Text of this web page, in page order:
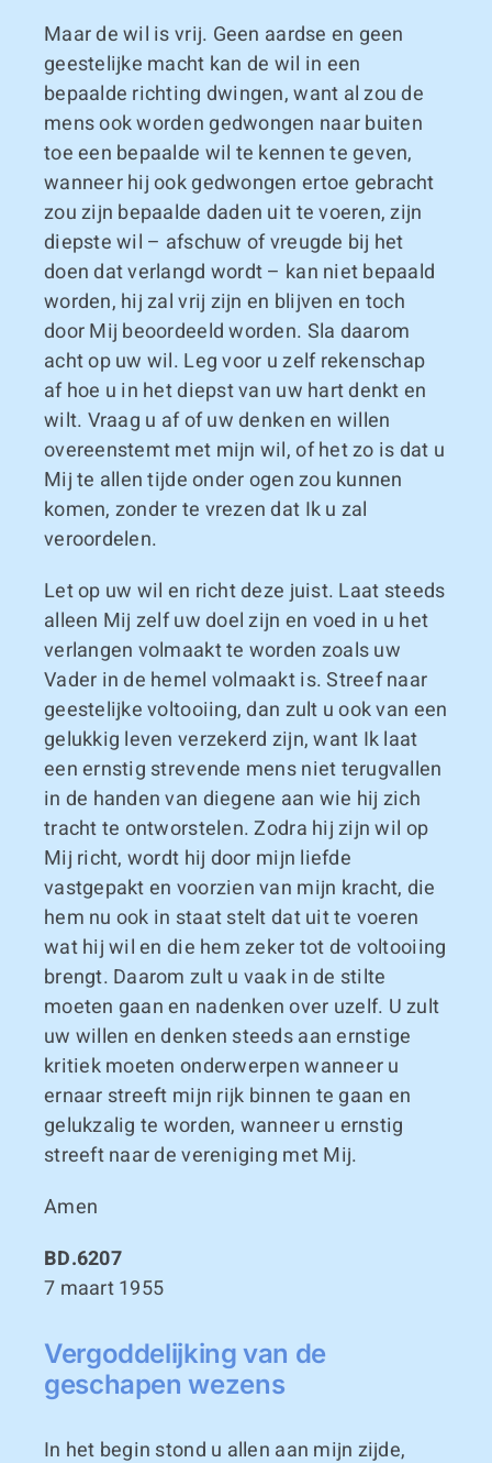
Maar de wil is vrij. Geen aardse en geen
geestelijke macht kan de wil in een
bepaalde richting dwingen, want al zou de
mens ook worden gedwongen naar buiten
toe een bepaalde wil te kennen te geven,
wanneer hij ook gedwongen ertoe gebracht
zou zijn bepaalde daden uit te voeren, zijn
diepste wil – afschuw of vreugde bij het
doen dat verlangd wordt – kan niet bepaald
worden, hij zal vrij zijn en blijven en toch
door Mij beoordeeld worden. Sla daarom
acht op uw wil. Leg voor u zelf rekenschap
af hoe u in het diepst van uw hart denkt en
wilt. Vraag u af of uw denken en willen
overeenstemt met mijn wil, of het zo is dat u
Mij te allen tijde onder ogen zou kunnen
komen, zonder te vrezen dat Ik u zal
veroordelen.
Let op uw wil en richt deze juist. Laat steeds
alleen Mij zelf uw doel zijn en voed in u het
verlangen volmaakt te worden zoals uw
Vader in de hemel volmaakt is. Streef naar
geestelijke voltooiing, dan zult u ook van een
gelukkig leven verzekerd zijn, want Ik laat
een ernstig strevende mens niet terugvallen
in de handen van diegene aan wie hij zich
tracht te ontworstelen. Zodra hij zijn wil op
Mij richt, wordt hij door mijn liefde
vastgepakt en voorzien van mijn kracht, die
hem nu ook in staat stelt dat uit te voeren
wat hij wil en die hem zeker tot de voltooiing
brengt. Daarom zult u vaak in de stilte
moeten gaan en nadenken over uzelf. U zult
uw willen en denken steeds aan ernstige
kritiek moeten onderwerpen wanneer u
ernaar streeft mijn rijk binnen te gaan en
gelukzalig te worden, wanneer u ernstig
streeft naar de vereniging met Mij.
Amen
BD.6207
7 maart 1955
Vergoddelijking van de
geschapen wezens
In het begin stond u allen aan mijn zijde,